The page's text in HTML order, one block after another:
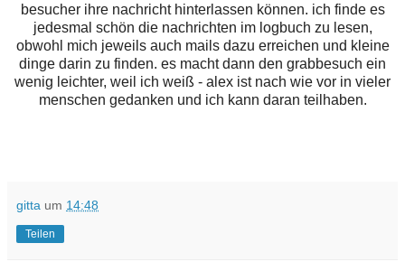
besucher ihre nachricht hinterlassen können. ich finde es
jedesmal schön die nachrichten im logbuch zu lesen,
obwohl mich jeweils auch mails dazu erreichen und kleine
dinge darin zu finden. es macht dann den grabbesuch ein
wenig leichter, weil ich weiß - alex ist nach wie vor in vieler
menschen gedanken und ich kann daran teilhaben.
gitta um 14:48
Teilen